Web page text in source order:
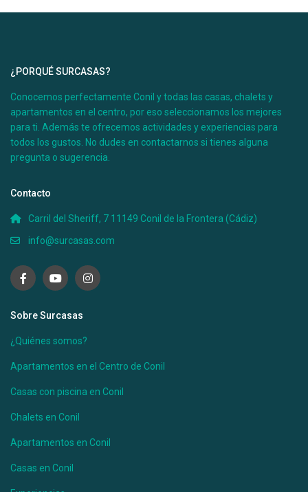
Desde 100 €
Casa Úrsula II
Casa Úrsula I
¿PORQUÉ SURCASAS?
Conocemos perfectamente Conil y todas las casas, chalets y
apartamentos en el centro, por eso seleccionamos los mejores
para ti. Además te ofrecemos actividades y experiencias para
todos los gustos. No dudes en contactarnos si tienes alguna
pregunta o sugerencia.
Contacto
Carril del Sheriff, 7 11149 Conil de la Frontera (Cádiz)
info@surcasas.com
Sobre Surcasas
¿Quiénes somos?
Apartamentos en el Centro de Conil
Casas con piscina en Conil
Chalets en Conil
Apartamentos en Conil
Casas en Conil